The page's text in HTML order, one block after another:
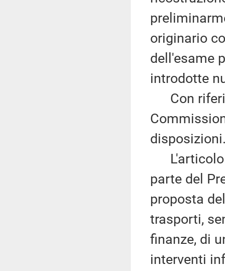
originario
dell'esame
introdotte
Con
L'articolo
parte del
proposta
trasporti,
finanze, di
interventi